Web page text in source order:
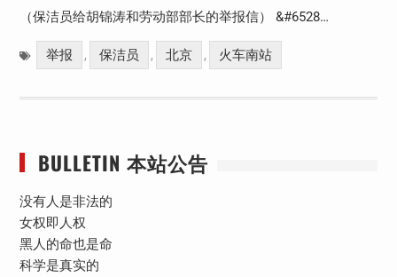
（保洁员给胡锦涛和劳动部部长的举报信） &#6528…
举报 , 保洁员 , 北京 , 火车南站
BULLETIN 本站公告
没有人是非法的
女权即人权
黑人的命也是命
科学是真实的